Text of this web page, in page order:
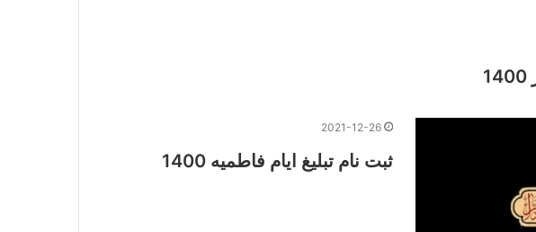
2021-12-26
ثبت نام تبلیغ ایام فاطمیه 1400